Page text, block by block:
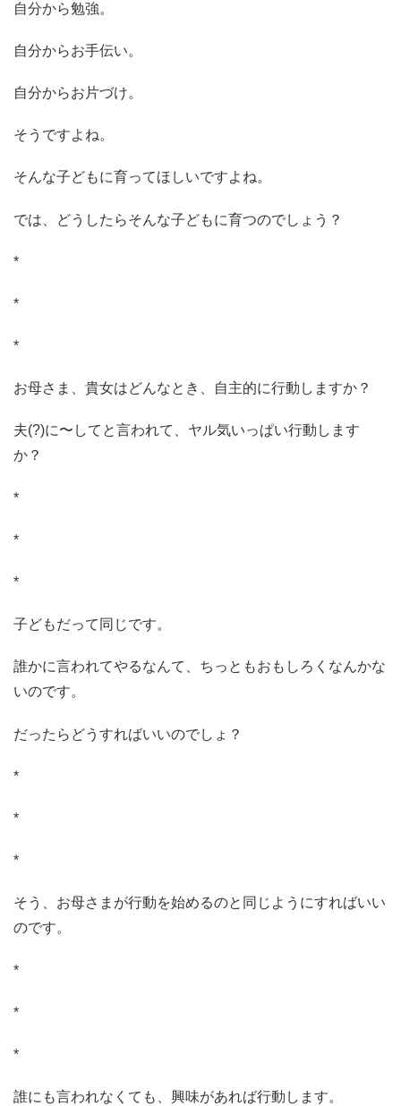
自分から勉強。
自分からお手伝い。
自分からお片づけ。
そうですよね。
そんな子どもに育ってほしいですよね。
では、どうしたらそんな子どもに育つのでしょう？
*
*
*
お母さま、貴女はどんなとき、自主的に行動しますか？
夫(?)に〜してと言われて、ヤル気いっぱい行動します
か？
*
*
*
子どもだって同じです。
誰かに言われてやるなんて、ちっともおもしろくなんかな
いのです。
だったらどうすればいいのでしょ？
*
*
*
そう、お母さまが行動を始めるのと同じようにすればいい
のです。
*
*
*
誰にも言われなくても、興味があれば行動します。